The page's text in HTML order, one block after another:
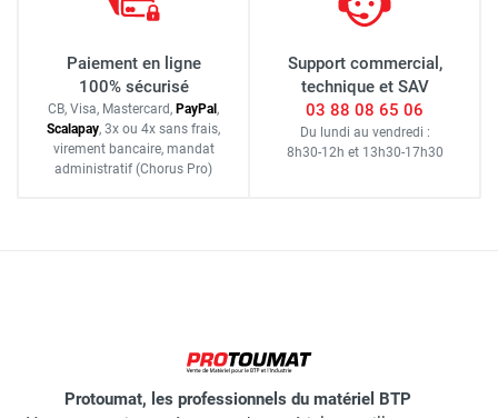
Paiement en ligne
100% sécurisé
CB, Visa, Mastercard, PayPal,
Scalapay, 3x ou 4x sans frais,
virement bancaire, mandat
administratif (Chorus Pro)
Support commercial,
technique et SAV
03 88 08 65 06
Du lundi au vendredi :
8h30-12h et 13h30-17h30
Protoumat, les professionnels du matériel BTP